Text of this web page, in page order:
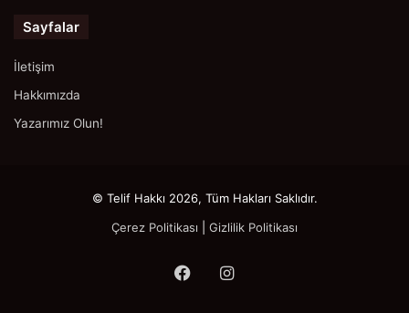
Sayfalar
İletişim
Hakkımızda
Yazarımız Olun!
© Telif Hakkı 2026, Tüm Hakları Saklıdır.
Çerez Politikası
Gizlilik Politikası
FacebookInstagram